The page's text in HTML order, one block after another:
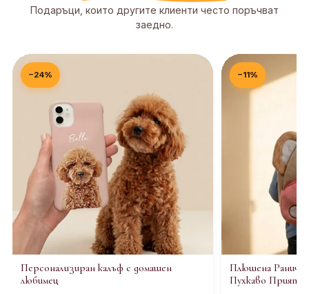
Подаръци, които другите клиенти често поръчват
заедно.
−24%
Персонализиран калъф с домашен
любимец
−11%
Плюшена
Пухкаво